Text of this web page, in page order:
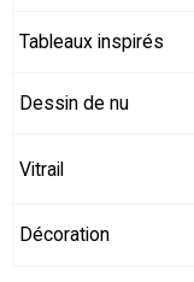
Tableaux inspirés
Dessin de nu
Vitrail
Décoration